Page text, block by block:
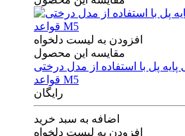
افزودن به لیست دلخواه
مقایسه این محصول
پل با استفاده از مدل درختی
قواعد M5
رایگان
اضافه به سبد خرید
افزودن به لیست دلخواه